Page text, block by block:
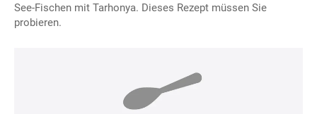
See-Fischen mit Tarhonya. Dieses Rezept müssen Sie
probieren.